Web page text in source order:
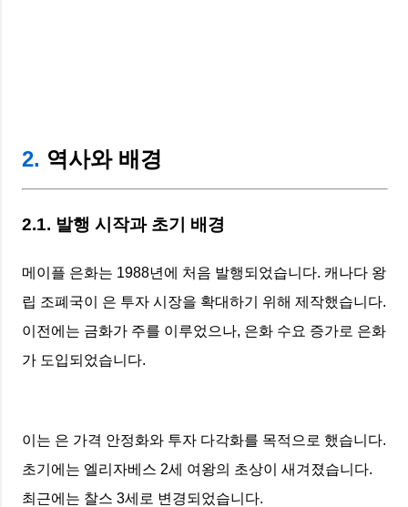
2. 역사와 배경
2.1. 발행 시작과 초기 배경
메이플 은화는 1988년에 처음 발행되었습니다. 캐나다 왕
립 조폐국이 은 투자 시장을 확대하기 위해 제작했습니다.
이전에는 금화가 주를 이루었으나, 은화 수요 증가로 은화
가 도입되었습니다.
이는 은 가격 안정화와 투자 다각화를 목적으로 했습니다.
초기에는 엘리자베스 2세 여왕의 초상이 새겨졌습니다.
최근에는 찰스 3세로 변경되었습니다.